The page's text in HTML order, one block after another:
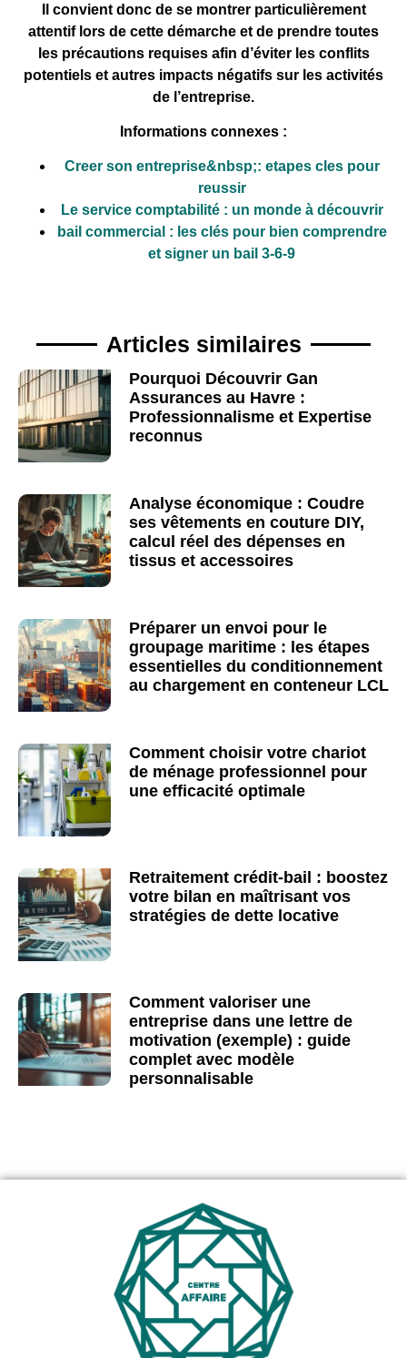
Il convient donc de se montrer particulièrement
attentif lors de cette démarche et de prendre toutes
les précautions requises afin d’éviter les conflits
potentiels et autres impacts négatifs sur les activités
de l’entreprise.
Informations connexes :
Creer son entreprise&nbsp;: etapes cles pour
reussir
Le service comptabilité : un monde à découvrir
bail commercial : les clés pour bien comprendre
et signer un bail 3-6-9
Articles similaires
Pourquoi Découvrir Gan
Assurances au Havre :
Professionnalisme et Expertise
reconnus
Analyse économique : Coudre
ses vêtements en couture DIY,
calcul réel des dépenses en
tissus et accessoires
Préparer un envoi pour le
groupage maritime : les étapes
essentielles du conditionnement
au chargement en conteneur LCL
Comment choisir votre chariot
de ménage professionnel pour
une efficacité optimale
Retraitement crédit-bail : boostez
votre bilan en maîtrisant vos
stratégies de dette locative
Comment valoriser une
entreprise dans une lettre de
motivation (exemple) : guide
complet avec modèle
personnalisable